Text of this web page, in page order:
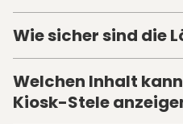
Wie sicher sind die
Welchen Inhalt
Kiosk-Stele